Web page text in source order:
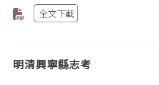
全文下載
明清興寧縣志考